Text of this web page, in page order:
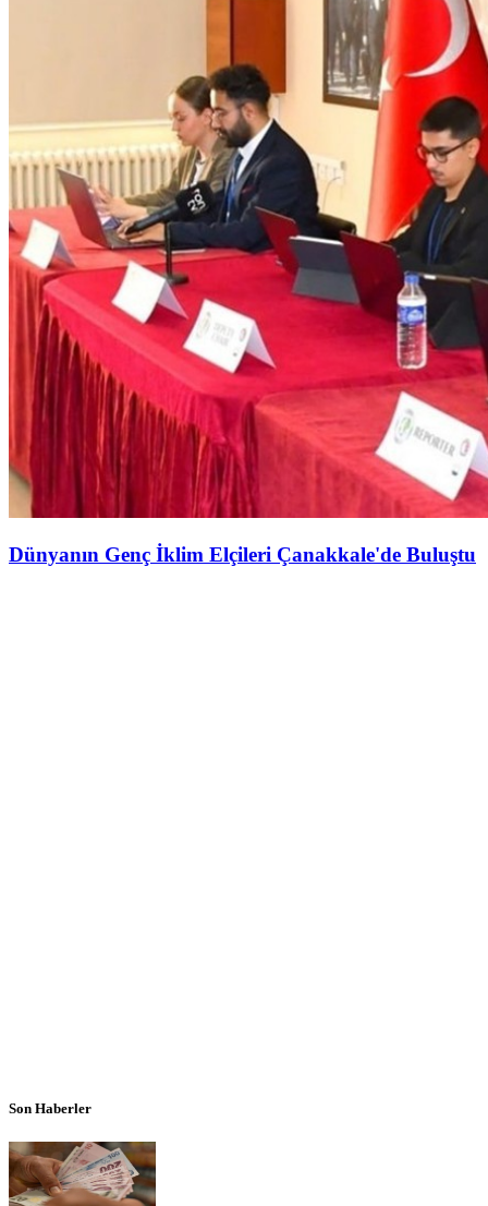
Dünyanın Genç İklim Elçileri Çanakkale'de Buluştu
Son Haberler